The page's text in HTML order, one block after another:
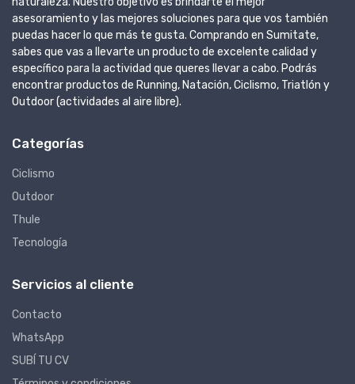
asesoramiento y las mejores soluciones para que vos también
puedas hacer lo que más te gusta. Comprando en Sumitate,
sabes que vas a llevarte un producto de excelente calidad y
específico para la actividad que queres llevar a cabo. Podrás
encontrar productos de Running, Natación, Ciclismo, Triatlón y
Outdoor (actividades al aire libre).
Categorías
Ciclismo
Outdoor
Thule
Tecnología
Servicios al cliente
Contacto
WhatsApp
SUBÍ TU CV